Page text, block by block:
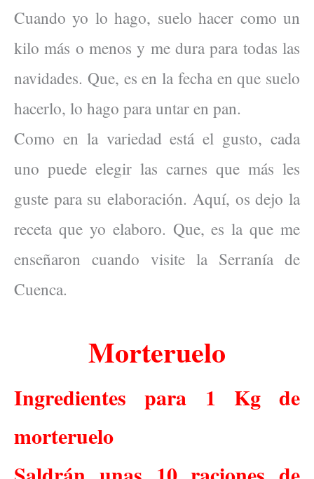
Cuando yo lo hago, suelo hacer como un
kilo más o menos y me dura para todas las
navidades. Que, es en la fecha en que suelo
hacerlo, lo hago para untar en pan.
Como en la variedad está el gusto, cada
uno puede elegir las carnes que más les
guste para su elaboración. Aquí, os dejo la
receta que yo elaboro. Que, es la que me
enseñaron cuando visite la Serranía de
Cuenca.
Morteruelo
Ingredientes para 1 Kg de
morteruelo